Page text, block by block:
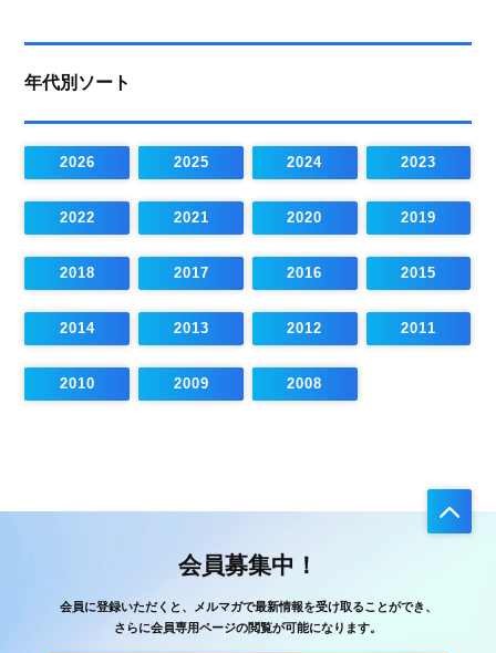
年代別ソート
2026 2025 2024 2023
2022 2021 2020 2019
2018 2017 2016 2015
2014 2013 2012 2011
2010 2009 2008
会員募集中！
会員に登録いただくと、メルマガで最新情報を受け取ることができ、
さらに会員専用ページの閲覧が可能になります。